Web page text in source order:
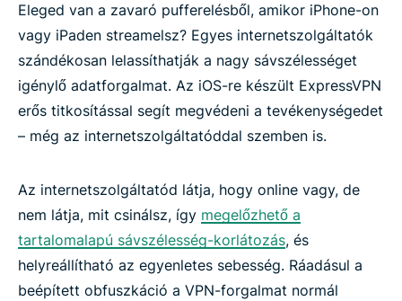
Eleged van a zavaró pufferelésből, amikor iPhone-on
vagy iPaden streamelsz? Egyes internetszolgáltatók
szándékosan lelassíthatják a nagy sávszélességet
igénylő adatforgalmat. Az iOS-re készült ExpressVPN
erős titkosítással segít megvédeni a tevékenységedet
– még az internetszolgáltatóddal szemben is.
Az internetszolgáltatód látja, hogy online vagy, de
nem látja, mit csinálsz, így megelőzhető a
tartalomalapú sávszélesség-korlátozás, és
helyreállítható az egyenletes sebesség. Ráadásul a
beépített obfuszkáció a VPN-forgalmat normál